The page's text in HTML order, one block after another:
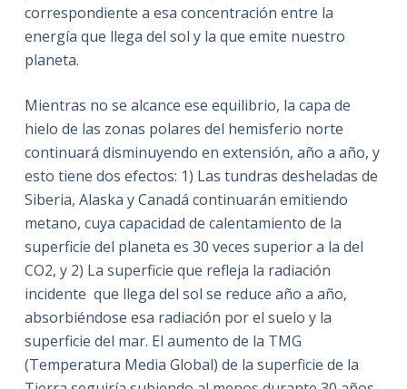
correspondiente a esa concentración entre la
energía que llega del sol y la que emite nuestro
planeta.
Mientras no se alcance ese equilibrio, la capa de
hielo de las zonas polares del hemisferio norte
continuará disminuyendo en extensión, año a año, y
esto tiene dos efectos: 1) Las tundras desheladas de
Siberia, Alaska y Canadá continuarán emitiendo
metano, cuya capacidad de calentamiento de la
superficie del planeta es 30 veces superior a la del
CO2, y 2) La superficie que refleja la radiación
incidente que llega del sol se reduce año a año,
absorbiéndose esa radiación por el suelo y la
superficie del mar. El aumento de la TMG
(Temperatura Media Global) de la superficie de la